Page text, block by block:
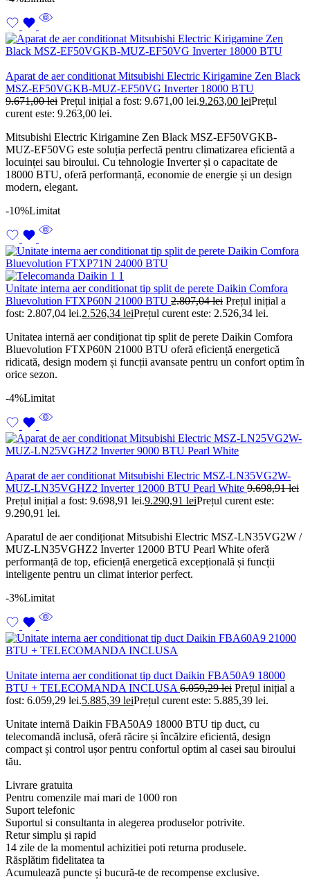
Aparat de aer conditionat Mitsubishi Electric Kirigamine Zen Black
MSZ-EF50VGKB-MUZ-EF50VG Inverter 18000 BTU
9.671,00lei Prețul inițial a fost: 9.671,00 lei.9.263,00 leiPrețul
curent este: 9.263,00 lei.
Mitsubishi Electric Kirigamine Zen Black MSZ-EF50VGKB-
MUZ-EF50VG este soluția perfectă pentru climatizarea eficientă a
locuinței sau biroului. Cu tehnologie Inverter și o capacitate de
18000 BTU, oferă performanță, economie de energie și un design
modern, elegant.
-10%Limitat
Unitate interna aer conditionat tip split de perete Daikin Comfora
Bluevolution FTXP60N 21000 BTU 2.807,04lei Prețul inițial a
fost: 2.807,04 lei.2.526,34 leiPrețul curent este: 2.526,34 lei.
Unitatea internă aer condiționat tip split de perete Daikin Comfora
Bluevolution FTXP60N 21000 BTU oferă eficiență energetică
ridicată, design modern și funcții avansate pentru un confort optim în
orice sezon.
-4%Limitat
Aparat de aer conditionat Mitsubishi Electric MSZ-LN35VG2W-
MUZ-LN35VGHZ2 Inverter 12000 BTU Pearl White 9.698,91lei
Prețul inițial a fost: 9.698,91 lei.9.290,91 leiPrețul curent este:
9.290,91 lei.
Aparatul de aer condiționat Mitsubishi Electric MSZ-LN35VG2W /
MUZ-LN35VGHZ2 Inverter 12000 BTU Pearl White oferă
performanță de top, eficiență energetică excepțională și funcții
inteligente pentru un climat interior perfect.
-3%Limitat
Unitate interna aer conditionat tip duct Daikin FBA50A9 18000
BTU + TELECOMANDA INCLUSA 6.059,29lei Prețul inițial a
fost: 6.059,29 lei.5.885,39 leiPrețul curent este: 5.885,39 lei.
Unitate internă Daikin FBA50A9 18000 BTU tip duct, cu
telecomandă inclusă, oferă răcire și încălzire eficientă, design
compact și control ușor pentru confortul optim al casei sau biroului
tău.
Livrare gratuita
Pentru comenzile mai mari de 1000 ron
Suport telefonic
Suportul si consultanta in alegerea produselor potrivite.
Retur simplu și rapid
14 zile de la momentul achizitiei poti returna produsele.
Răsplătim fidelitatea ta
Acumulează puncte și bucură-te de recompense exclusive.